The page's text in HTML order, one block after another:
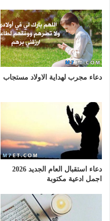
دعاء مجرب لهداية الاولاد مستجاب
دعاء استقبال العام الجديد 2026
اجمل ادعية مكتوبة